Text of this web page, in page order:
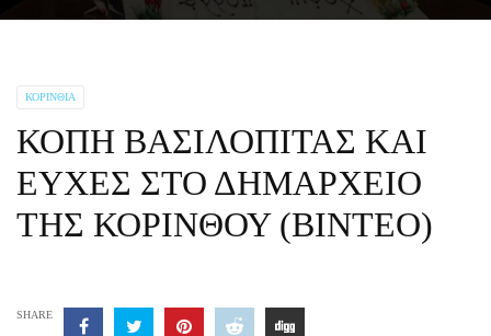
ΚΟΡΙΝΘΊΑ
ΚΟΠΗ ΒΑΣΙΛΟΠΙΤΑΣ ΚΑΙ
ΕΥΧΕΣ ΣΤΟ ΔΗΜΑΡΧΕΙΟ
ΤΗΣ ΚΟΡΙΝΘΟΥ (ΒΙΝΤΕΟ)
SHARE